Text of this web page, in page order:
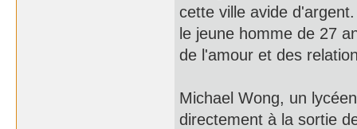
cette ville avide
le jeune homme de 27
de l'amour et des
Michael Wong, un
directement à la sortie